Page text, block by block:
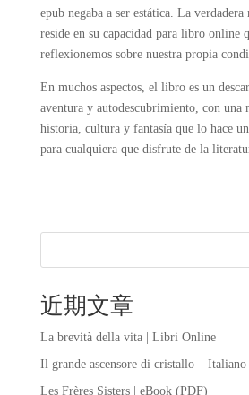
epub negaba a ser estática. La
reside en su capacidad para libro online​
reflexionemos sobre nuestra propia
En muchos aspectos, el libro es un
aventura y autodescubrimiento, con una
historia, cultura y fantasía que lo hace
para cualquiera que disfrute de la
近期文章
La brevità della vita | Libri Online
Il grande ascensore di cristallo – Italiano
Les Frères Sisters | eBook (PDF)